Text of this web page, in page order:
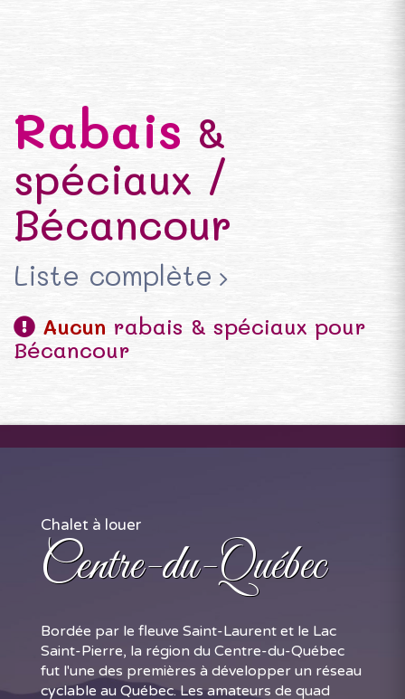
Rabais &
spéciaux /
Bécancour
Liste complète
Aucun rabais & spéciaux pour
Bécancour
Chalet à louer
Centre-du-Québec
Bordée par le fleuve Saint-Laurent et le Lac
Saint-Pierre, la région du Centre-du-Québec
fut l'une des premières à développer un réseau
cyclable au Québec. Les amateurs de quad